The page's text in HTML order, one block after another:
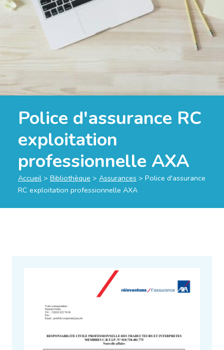
Police d'assurance RC
exploitation
professionnelle AXA
Accueil > Bibliothèque > Assurances > Police d'assurance
RC exploitation professionnelle AXA